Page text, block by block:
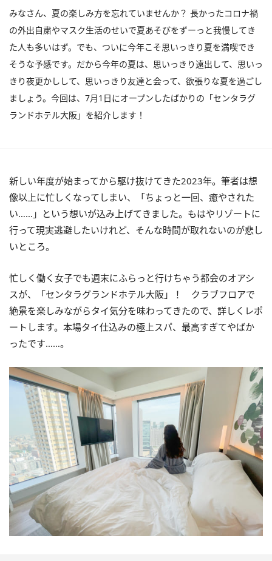
みなさん、夏の楽しみ方を忘れていませんか？ 長かったコロナ禍
の外出自粛やマスク生活のせいで夏あそびをずーっと我慢してき
た人も多いはず。でも、ついに今年こそ思いっきり夏を満喫でき
そうな予感です。だから今年の夏は、思いっきり遠出して、思いっ
きり夜更かしして、思いっきり友達と会って、欲張りな夏を過ごし
ましょう。今回は、7月1日にオープンしたばかりの「センタラグ
ランドホテル大阪」を紹介します！
新しい年度が始まってから駆け抜けてきた2023年。筆者は想
像以上に忙しくなってしまい、「ちょっと一回、癒やされた
い……」という想いが込み上げてきました。もはやリゾートに
行って現実逃避したいけれど、そんな時間が取れないのが悲し
いところ。
忙しく働く女子でも週末にふらっと行けちゃう都会のオアシ
スが、「センタラグランドホテル大阪」！ クラブフロアで
絶景を楽しみながらタイ気分を味わってきたので、詳しくレポ
ートします。本場タイ仕込みの極上スパ、最高すぎてやばか
ったです……。